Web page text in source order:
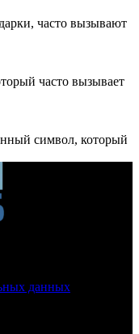
часто вызывают
часто вызывает
символ, который
данных